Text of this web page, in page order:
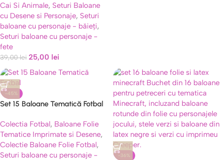
Cai Si Animale, Seturi Baloane
cu Desene si Personaje, Seturi
baloane cu personaje - băieți,
Seturi baloane cu personaje -
fete
39,00lei 25,00 lei
-45%
Set 15 Baloane Tematică Fotbal
Mingi și Latex, Aniversare Copii
Colectia Fotbal, Baloane Folie
Tematice Imprimate si Desene,
Colectie Baloane Folie Fotbal,
Seturi baloane cu personaje -
-36%